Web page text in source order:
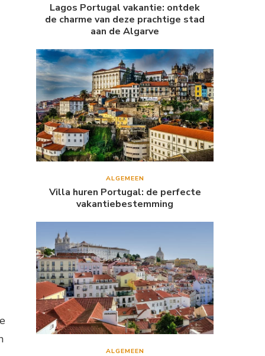
Lagos Portugal vakantie: ontdek
de charme van deze prachtige stad
aan de Algarve
ALGEMEEN
Villa huren Portugal: de perfecte
vakantiebestemming
ALGEMEEN